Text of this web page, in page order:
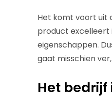
Het komt voort uit
product excelleert
eigenschappen.
gaat misschien
Het